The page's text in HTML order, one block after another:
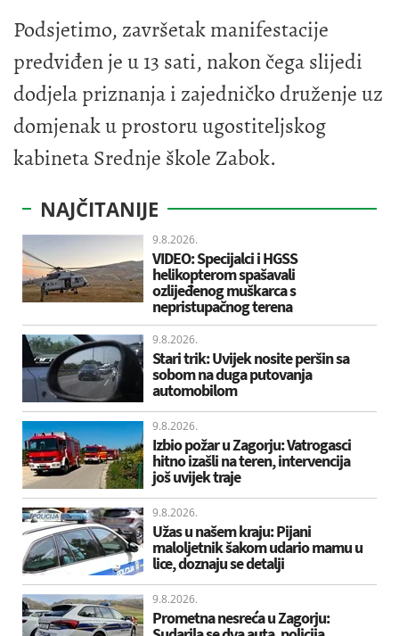
Podsjetimo, završetak manifestacije
predviđen je u 13 sati, nakon čega slijedi
dodjela priznanja i zajedničko druženje uz
domjenak u prostoru ugostiteljskog
kabineta Srednje škole Zabok.
NAJČITANIJE
9.8.2026.
VIDEO: Specijalci i HGSS
helikopterom spašavali
ozlijeđenog muškarca s
nepristupačnog terena
9.8.2026.
Stari trik: Uvijek nosite peršin sa
sobom na duga putovanja
automobilom
9.8.2026.
Izbio požar u Zagorju: Vatrogasci
hitno izašli na teren, intervencija
još uvijek traje
9.8.2026.
Užas u našem kraju: Pijani
maloljetnik šakom udario mamu u
lice, doznaju se detalji
9.8.2026.
Prometna nesreća u Zagorju: